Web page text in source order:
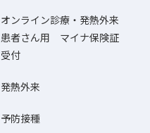
オンライン診療・発熱外来
患者さん用 マイナ保険証
受付
発熱外来
予防接種